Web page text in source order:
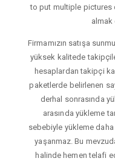
to put multiple pictures
almak
Firmamızın satışa
yüksek kalitede
hesaplardan takipçi
paketlerde belirlenen
derhal sonrasında
arasında yükleme
sebebiyle yükleme
yaşanmaz. Bu
halinde hemen telafi